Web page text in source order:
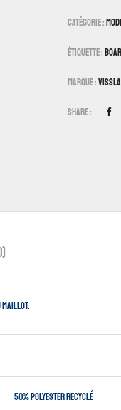
Catégorie :
Étiquette :
Marque :Vissla
Share :
maillot.
50% polyester recyclé